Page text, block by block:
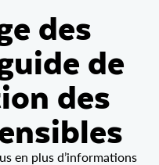
des
de
des
en plus d’informations